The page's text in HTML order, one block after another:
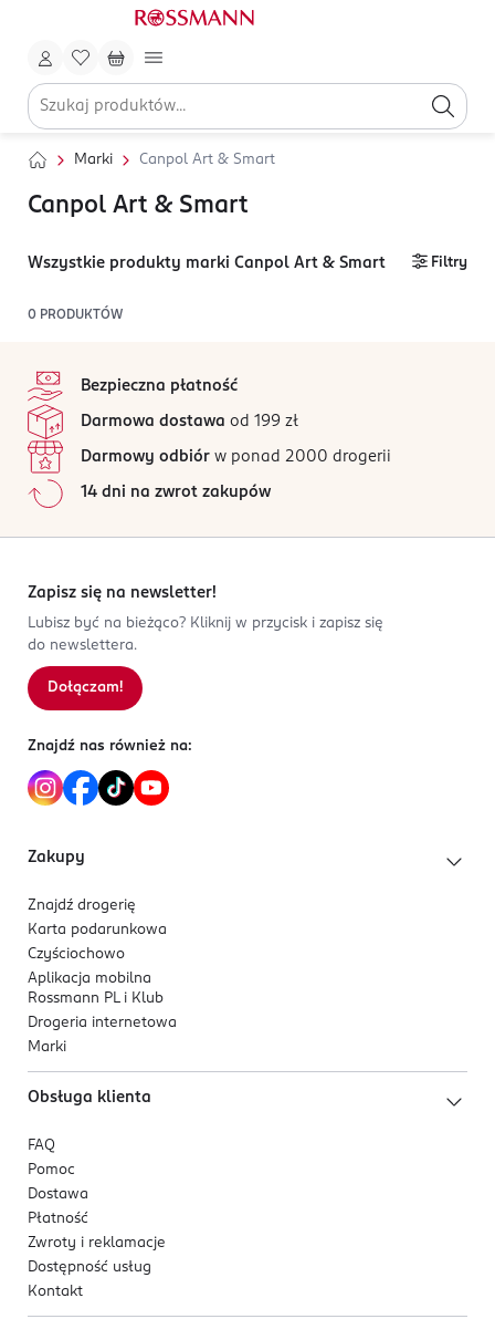
Marki Canpol Art & Smart
Canpol Art & Smart
Wszystkie produkty marki Canpol Art & Smart Filtry
0 PRODUKTÓW
Bezpieczna płatność
Darmowa dostawa od 199 zł
Darmowy odbiór w ponad 2000 drogerii
14 dni na zwrot zakupów
Zapisz się na newsletter!
Lubisz być na bieżąco? Kliknij w przycisk i zapisz się
do newslettera.
Dołączam!
Znajdź nas również na:
Zakupy
Znajdź drogerię
Karta podarunkowa
Czyściochowo
Aplikacja mobilna
Rossmann PL i Klub
Drogeria internetowa
Marki
Obsługa klienta
FAQ
Pomoc
Dostawa
Płatność
Zwroty i reklamacje
Dostępność usług
Kontakt